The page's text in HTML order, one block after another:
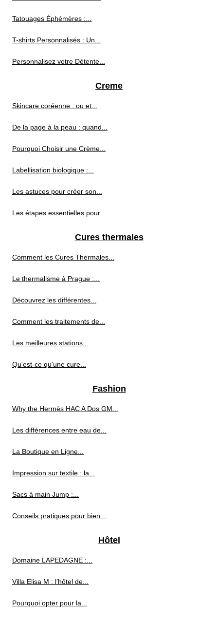
Tatouages Éphémères :...
T-shirts Personnalisés : Un...
Personnalisez votre Détente...
Creme
Skincare coréenne : ou et...
De la page à la peau : quand...
Pourquoi Choisir une Crème...
Labellisation biologique :...
Les astuces pour créer son...
Les étapes essentielles pour...
Cures thermales
Comment les Cures Thermales...
Le thermalisme à Prague :...
Découvrez les différentes...
Comment les traitements de...
Les meilleures stations...
Qu'est-ce qu'une cure...
Fashion
Why the Hermès HAC A Dos GM...
Les différences entre eau de...
La Boutique en Ligne...
Impression sur textile : la...
Sacs à main Jump :...
Conseils pratiques pour bien...
Hôtel
Domaine LAPEDAGNE :...
Villa Elisa M : l’hôtel de...
Pourquoi opter pour la...